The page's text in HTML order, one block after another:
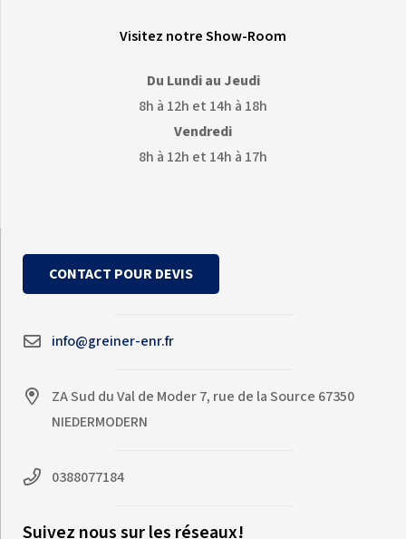
Visitez notre Show-Room
Du Lundi au Jeudi
8h à 12h et 14h à 18h
Vendredi
8h à 12h et 14h à 17h
CONTACT POUR DEVIS
info@greiner-enr.fr
ZA Sud du Val de Moder 7, rue de la Source 67350
NIEDERMODERN
0388077184
Suivez nous sur les réseaux!